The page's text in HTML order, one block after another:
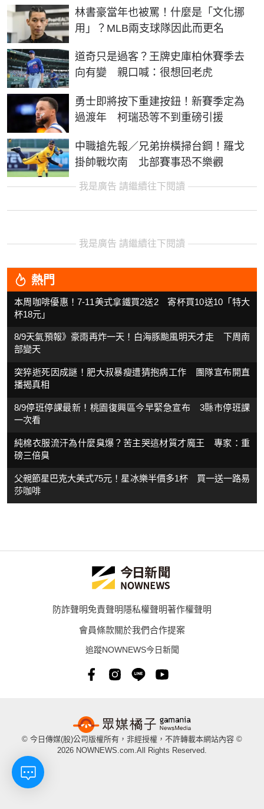
林書豪當年也被罵！什麼是「文化挪
用」？MLB兩支球隊因此而更名
道奇只是過客？王牌史庫柏休賽季去
向有變 親口喊：很想回老虎
勇士即將按下重建按鈕！新賽季定為
過渡年 柯瑞恐等不到重磅引援
中職搶先報／兄弟拚橫掃台鋼！羅戈
掛帥戰坎南 北部賽事恐不樂觀
我是廣告 請繼續往下閱讀
我是廣告 請繼續往下閱讀
熱門
本周咖啡優惠！7-11美式拿鐵買2送2 寄杯買10送10「特大
杯18元」
8/9天氣預報》豪雨再炸一天！白海豚颱風明天才走 下周南
部變天
突猝逝死因成謎！肥大叔暴瘦遭猜抱病工作 團隊宣布開直
播揭真相
8/9停班停課最新！桃園復興區今早緊急宣布 3縣市停班課
一次看
純棉衣服流汗為什麼臭爆？苦主哭這材質才魔王 專家：重
磅三倍臭
父親節星巴克大美式75元！星冰樂半價多1杯 買一送一路易
莎咖啡
防詐聲明免責聲明隱私權聲明著作權聲明
會員條款關於我們合作提案
追蹤NOWNEWS今日新聞
© 今日傳媒(股)公司版權所有，非經授權，不許轉載本網站內容 ©
2026 NOWNEWS.com.All Rights Reserved.